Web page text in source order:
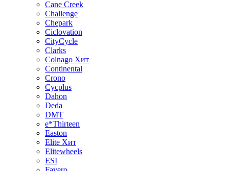
Cane Creek
Challenge
Chepark
Ciclovation
CityCycle
Clarks
Colnago Хит
Continental
Crono
Cycplus
Dahon
Deda
DMT
e*Thirteen
Easton
Elite Хит
Elitewheels
ESI